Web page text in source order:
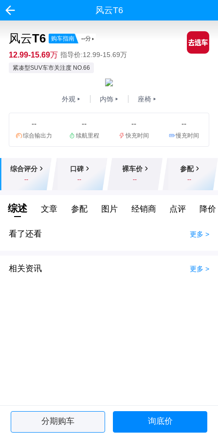
风云T6
风云T6 购车指南 --分
12.99-15.69万 指导价:12.99-15.69万
紧凑型SUV车市关注度 NO.66
外观 内饰 座椅
--
综合输出力
--
续航里程
--
快充时间
--
慢充时间
综合评分
--
口碑
--
裸车价
--
参配
--
综述 文章 参配 图片 经销商 点评 降价
看了还看 更多 >
相关资讯 更多 >
分期购车 询底价